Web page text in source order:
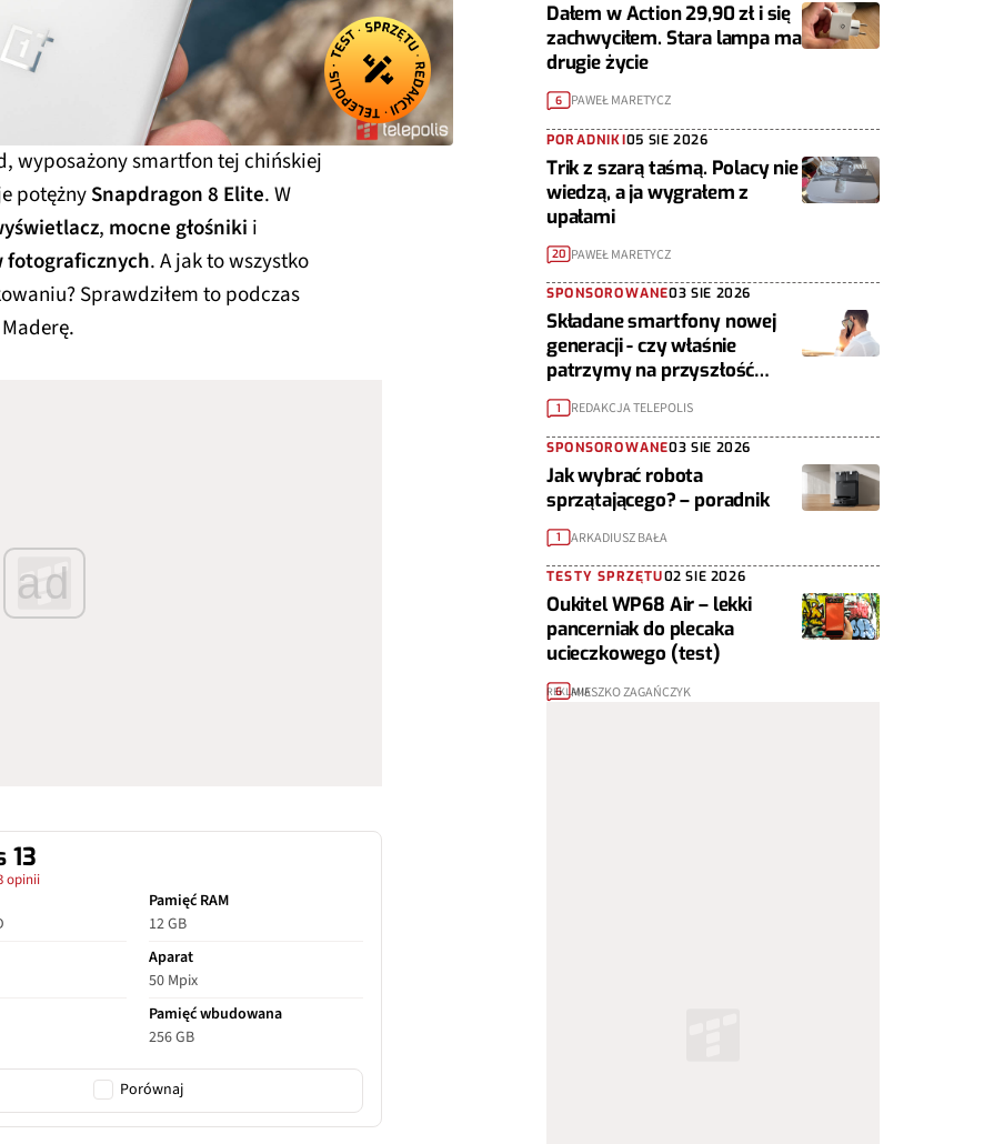
wyposażony smartfon tej chińskiej
potężnySnapdragon 8 Elite. W
, mocne głośniki i
fotograficznych. A jak to wszystko
Sprawdziłem to podczas
ad
13
opinii
Pamięć RAM
12 GB
Aparat
50 Mpix
Pamięć wbudowana
256 GB
Porównaj
Dałem w Action 29,90 zł i się
zachwyciłem. Stara lampa ma
drugie życie
6 PAWEŁ MARETYCZ
PORADNIKI05 SIE 2026
Trik z szarą taśmą. Polacy nie
wiedzą, a ja wygrałem z
upałami
20 PAWEŁ MARETYCZ
SPONSOROWANE03 SIE 2026
Składane smartfony nowej
generacji - czy właśnie
patrzymy na przyszłość
urządzeń mobilnych?
1 REDAKCJA TELEPOLIS
SPONSOROWANE03 SIE 2026
Jak wybrać robota
sprzątającego? – poradnik
1 ARKADIUSZ BAŁA
TESTY SPRZĘTU02 SIE 2026
Oukitel WP68 Air – lekki
pancerniak do plecaka
ucieczkowego (test)
6 MIESZKO ZAGAŃCZYK